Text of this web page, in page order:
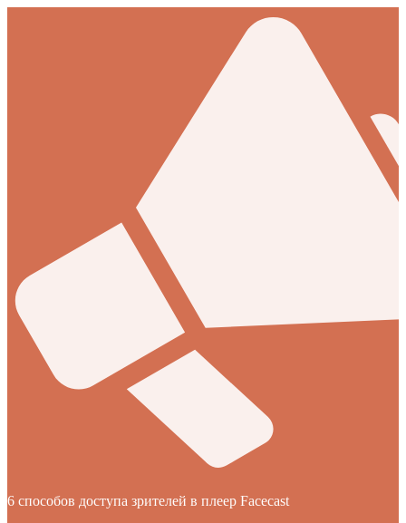
6 способов доступа зрителей в плеер Facecast